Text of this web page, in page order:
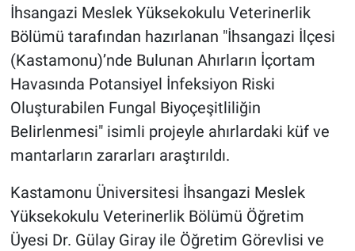
İhsangazi Meslek Yüksekokulu Veterinerlik
Bölümü tarafından hazırlanan "İhsangazi İlçesi
(Kastamonu)’nde Bulunan Ahırların İçortam
Havasında Potansiyel İnfeksiyon Riski
Oluşturabilen Fungal Biyoçeşitliliğin
Belirlenmesi" isimli projeyle ahırlardaki küf ve
mantarların zararları araştırıldı.
Kastamonu Üniversitesi İhsangazi Meslek
Yüksekokulu Veterinerlik Bölümü Öğretim
Üyesi Dr. Gülay Giray ile Öğretim Görevlisi ve